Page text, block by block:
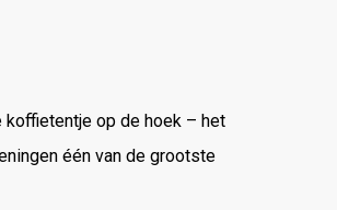
koffietentje op de hoek – het
één van de grootste